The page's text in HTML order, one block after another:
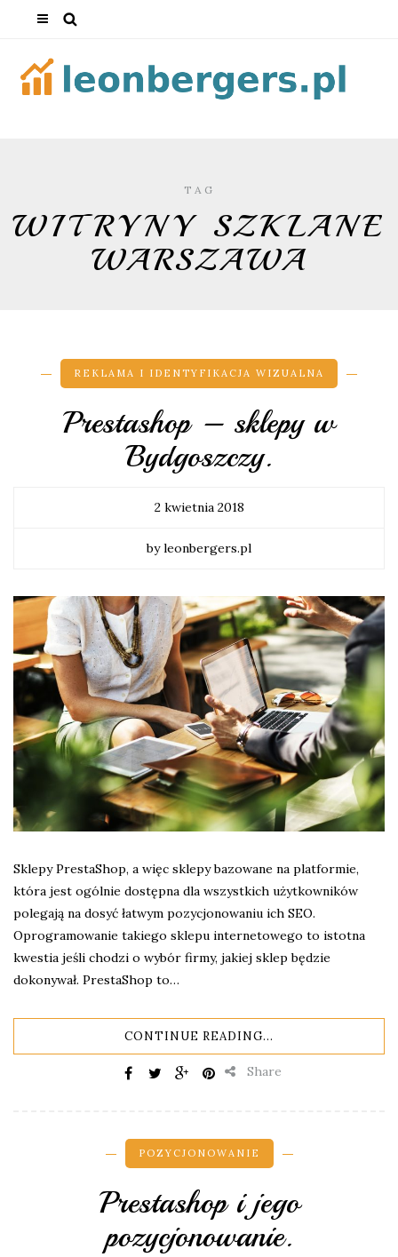
TAG
WITRYNY SZKLANE
WARSZAWA
REKLAMA I IDENTYFIKACJA WIZUALNA
Prestashop – sklepy w
Bydgoszczy.
2 kwietnia 2018
by leonbergers.pl
Sklepy PrestaShop, a więc sklepy bazowane na platformie,
która jest ogólnie dostępna dla wszystkich użytkowników
polegają na dosyć łatwym pozycjonowaniu ich SEO.
Oprogramowanie takiego sklepu internetowego to istotna
kwestia jeśli chodzi o wybór firmy, jakiej sklep będzie
dokonywał. PrestaShop to…
CONTINUE READING...
Share
POZYCJONOWANIE
Prestashop i jego
pozycjonowanie.